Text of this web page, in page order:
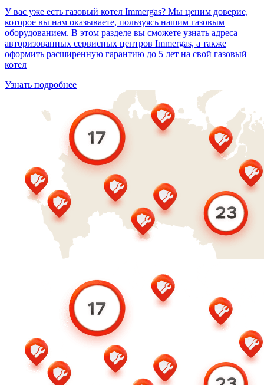
У вас уже есть газовый котел Immergas? Мы ценим доверие,
которое вы нам оказываете, пользуясь нашим газовым
оборудованием. В этом разделе вы сможете узнать адреса
авторизованных сервисных центров Immergas, а также
оформить расширенную гарантию до 5 лет на свой газовый
котел
Узнать подробнее